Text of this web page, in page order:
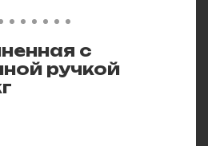
с
ручкой